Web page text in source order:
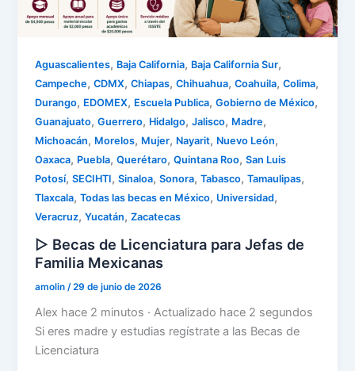
Aguascalientes, Baja California, Baja California Sur,
Campeche,CDMX,Chiapas,Chihuahua,Coahuila,Colima,
Durango, EDOMEX, Escuela Publica,Gobierno de México,
Guanajuato,Guerrero, Hidalgo,Jalisco, Madre,
Michoacán, Morelos, Mujer, Nayarit, Nuevo León,
Oaxaca, Puebla,Querétaro,Quintana Roo,San Luis
Potosí,SECIHTI,Sinaloa,Sonora,Tabasco,Tamaulipas,
Tlaxcala,Todas las becas en México, Universidad,
Veracruz,Yucatán,Zacatecas
▷ Becas de Licenciatura para Jefas de
Familia Mexicanas
amolin /29 de junio de 2026
Alex hace 2 minutos · Actualizado hace 2 segundos
Si eres madre y estudias regístrate a las Becas de
Licenciatura